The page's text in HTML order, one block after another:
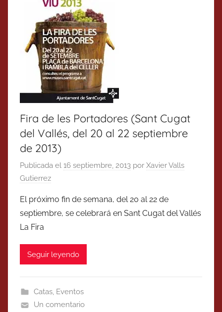
Fira de les Portadores (Sant Cugat
del Vallés, del 20 al 22 septiembre
de 2013)
Publicada el 16 septiembre, 2013 por Xavier Valls
Gutierrez
El próximo fin de semana, del 20 al 22 de
septiembre, se celebrará en Sant Cugat del Vallés
La Fira
Seguir leyendo
Catas, Eventos
Un comentario